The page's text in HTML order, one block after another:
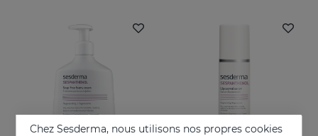
Chez Sesderma, nous utilisons nos propres cookies